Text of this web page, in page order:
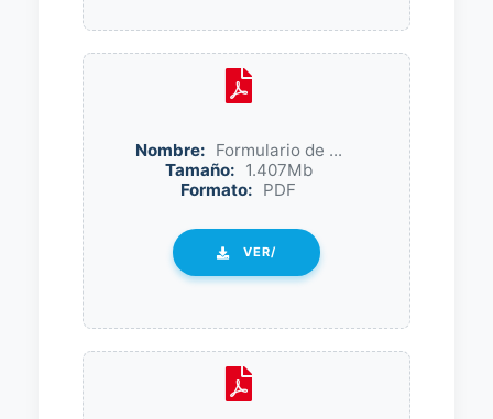
Nombre: Formulario de ...
Tamaño: 1.407Mb
Formato: PDF
VER/